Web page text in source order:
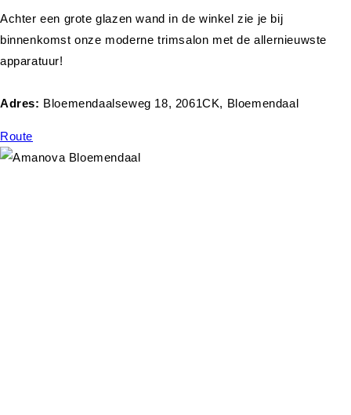
Achter een grote glazen wand in de winkel zie je bij
binnenkomst onze moderne trimsalon met de allernieuwste
apparatuur!
Adres: Bloemendaalseweg 18, 2061CK, Bloemendaal
Route